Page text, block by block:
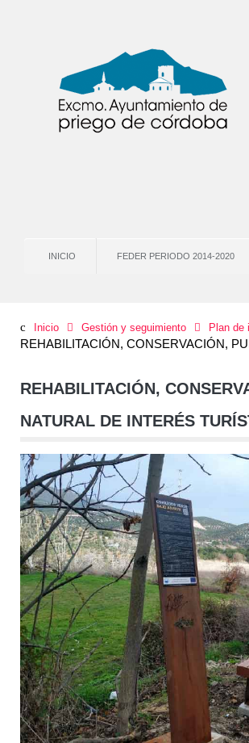
INICIO FEDER PERIODO 2014-2020
Inicio Gestión y seguimiento Plan de
REHABILITACIÓN, CONSERVACIÓN,
REHABILITACIÓN,
NATURAL DE INTERÉS